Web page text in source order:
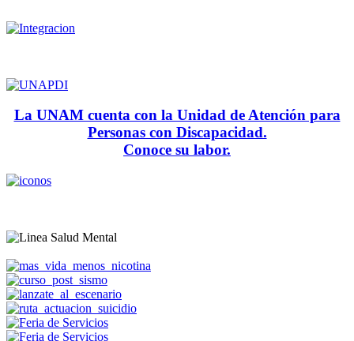
La UNAM cuenta con la Unidad de Atención para
Personas con Discapacidad.
Conoce su labor.